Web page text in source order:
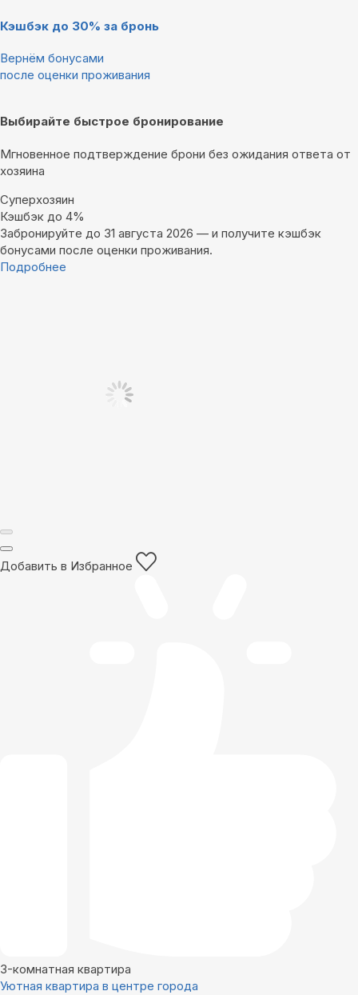
Кэшбэк до 30% за бронь
Вернём бонусами
после оценки проживания
Выбирайте быстрое бронирование
Мгновенное подтверждение брони без ожидания ответа от
хозяина
Суперхозяин
Кэшбэк до 4%
Забронируйте до 31 августа 2026 — и получите кэшбэк
бонусами после оценки проживания.
Подробнее
Добавить в Избранное
3-комнатная квартира
Уютная квартира в центре города